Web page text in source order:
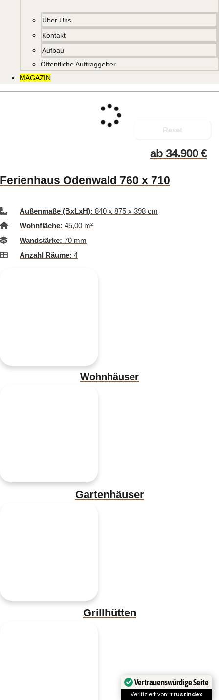
Über Uns
Kontakt
Aufbau
Öffentliche Auftraggeber
MAGAZIN
Reset
ab 34.900€
Ferienhaus Odenwald 760 x 710
Außenmaße (BxLxH): 840 x 875 x 398 cm
Wohnfläche: 45,00 m²
Wandstärke: 70 mm
Anzahl Räume: 4
Wohnhäuser
Gartenhäuser
Grillhütten
Vertrauenswürdige Seite
Verifiziert von: Trustindex